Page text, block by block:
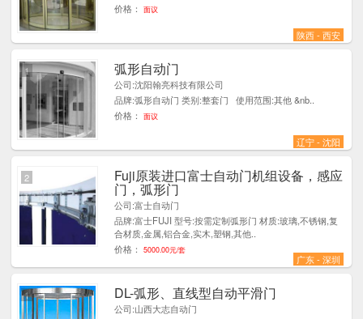
价格：
面议
陕西 - 西安
弧形自动门
公司:沈阳翰亮科技有限公司
品牌:弧形自动门 类别:整套门 使用范围:其他 &nb..
价格：
面议
辽宁 - 沈阳
1
Fuji原装进口富士自动门机组设备，感应
门，弧形门
公司:富士自动门
品牌:富士FUJI 型号:按需定制弧形门 材质:玻璃,不锈钢,复
合材质,金属,铝合金,实木,塑钢,其他..
价格：
5000.00元/套
广东 - 深圳
2
DL-弧形、直线型自动平滑门
公司:山西大志自动门
1